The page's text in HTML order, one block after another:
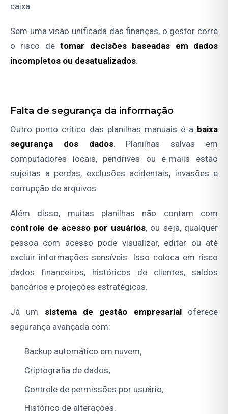
caixa.
Sem uma visão unificada das finanças, o gestor corre
o risco detomar decisões baseadas em dados
incompletos ou desatualizados.
Falta de segurança da informação
Outro ponto crítico das planilhas manuais é a baixa
segurança dos dados. Planilhas salvas em
computadores locais, pendrives ou e-mails estão
sujeitas a perdas, exclusões acidentais, invasões e
corrupção de arquivos.
Além disso, muitas planilhas não contam com
controle de acesso por usuários, ou seja, qualquer
pessoa com acesso pode visualizar, editar ou até
excluir informações sensíveis. Isso coloca em risco
dados financeiros, históricos de clientes, saldos
bancários e projeções estratégicas.
Já um sistema de gestão empresarialoferece
segurança avançada com:
Backup automático em nuvem;
Criptografia de dados;
Controle de permissões por usuário;
Histórico de alterações.